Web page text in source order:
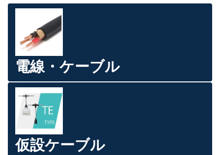
電線・ケーブル
仮設ケーブル